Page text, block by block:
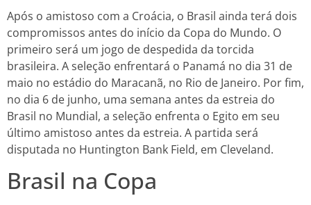
Após o amistoso com a Croácia, o Brasil ainda terá dois
compromissos antes do início da Copa do Mundo. O
primeiro será um jogo de despedida da torcida
brasileira. A seleção enfrentará o Panamá no dia 31 de
maio no estádio do Maracanã, no Rio de Janeiro. Por fim,
no dia 6 de junho, uma semana antes da estreia do
Brasil no Mundial, a seleção enfrenta o Egito em seu
último amistoso antes da estreia. A partida será
disputada no Huntington Bank Field, em Cleveland.
Brasil na Copa